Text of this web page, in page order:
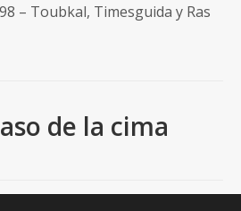
– Toubkal, Timesguida y Ras
de la cima